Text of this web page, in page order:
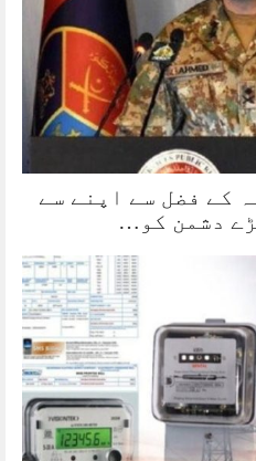
کے فضل سے اپنے سے
دشمن کو…